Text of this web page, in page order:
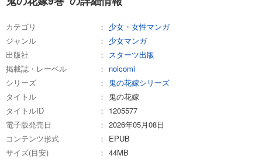
カテゴリ
少女・女性マンガ
ジャンル
少女マンガ
出版社
スターツ出版
掲載誌・レーベル
noicomi
シリーズ
鬼の花嫁シリーズ
タイトル
鬼の花嫁
タイトルID
1205577
電子版発売日
2026年05月08日
コンテンツ形式
EPUB
サイズ(目安)
44MB